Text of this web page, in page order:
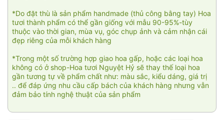
*Do đặt thù là sản phẩm handmade (thủ công bằng tay) Hoa
tươi thành phẩm có thể gần giống với mẫu 90-95%-tùy
thuộc vào thời gian, mùa vụ, góc chụp ảnh và cảm nhận cái
đẹp riêng của mỗi khách hàng
*Trong một số trường hợp giao hoa gấp, hoặc các loại hoa
không có ở shop-Hoa tươi Nguyệt Hỷ sẽ thay thế loại hoa
gần tương tự về phẩm chất như: màu sắc, kiểu dáng, giá trị
.. để đáp ứng nhu cầu cấp bách của khách hàng nhưng vẫn
đảm bảo tính nghệ thuật của sản phẩm